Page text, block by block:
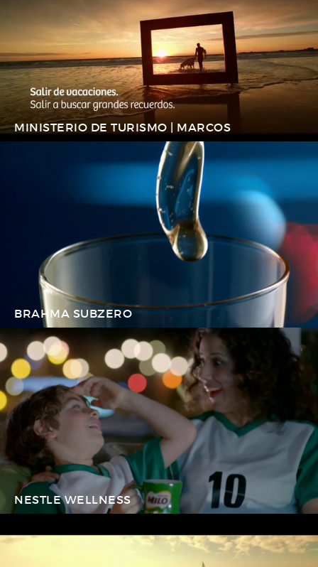
MINISTERIO DE TURISMO | MARCOS
BRAHMA SUBZERO
NESTLE WELLNESS